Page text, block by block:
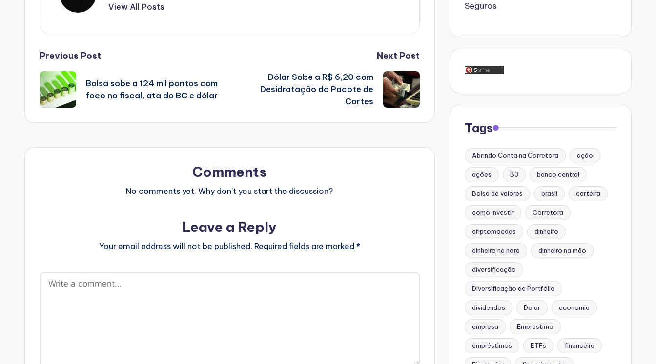
View All Posts
Post
navigation
Previous Post
Bolsa sobe a 124 mil pontos com
foco no fiscal, ata do BC e dólar
Next Post
Dólar Sobe a R$ 6,20 com
Desidratação do Pacote de
Cortes
Comments
No comments yet. Why don’t you start the discussion?
Leave a Reply
Your email address will not be published. Required fields are marked *
Seguros
Tags
Abrindo Conta na Corretora ação
ações B3 banco central
Bolsa de valores brasil carteira
como investir Corretora
criptomoedas dinheiro
dinheiro na hora dinheiro na mão
diversificação
Diversificação de Portfólio
dividendos Dolar economia
empresa Emprestimo
empréstimos ETFs financeira